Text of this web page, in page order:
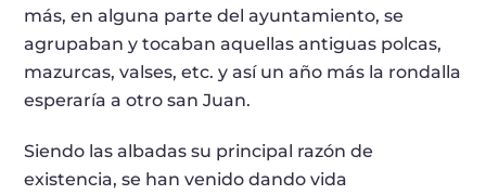
más, en alguna parte del ayuntamiento, se
agrupaban y tocaban aquellas antiguas polcas,
mazurcas, valses, etc. y así un año más la rondalla
esperaría a otro san Juan.
Siendo las albadas su principal razón de
existencia, se han venido dando vida